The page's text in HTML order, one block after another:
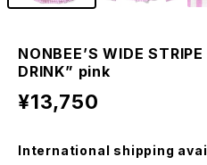
NONBEE’S WIDE
DRINK” pink
¥13,750
International shipping